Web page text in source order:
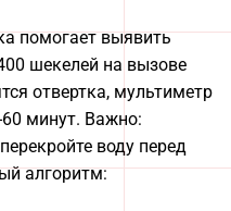
помогает выявить
шекелей на вызове
отвертка, мультиметр
минут. Важно:
воду перед
алгоритм: